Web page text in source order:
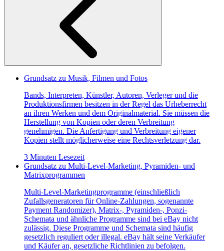
Grundsatz zu Musik, Filmen und Fotos
Bands, Interpreten, Künstler, Autoren, Verleger und die
Produktionsfirmen besitzen in der Regel das Urheberrecht
an ihren Werken und dem Originalmaterial. Sie müssen die
Herstellung von Kopien oder deren Verbreitung
genehmigen. Die Anfertigung und Verbreitung eigener
Kopien stellt möglicherweise eine Rechtsverletzung dar.
3 Minuten Lesezeit
Grundsatz zu Multi-Level-Marketing, Pyramiden- und
Matrixprogrammen
Multi-Level-Marketingprogramme (einschließlich
Zufallsgeneratoren für Online-Zahlungen, sogenannte
Payment Randomizer), Matrix-, Pyramiden-, Ponzi-
Schemata und ähnliche Programme sind bei eBay nicht
zulässig. Diese Programme und Schemata sind häufig
gesetzlich reguliert oder illegal. eBay hält seine Verkäufer
und Käufer an, gesetzliche Richtlinien zu befolgen.